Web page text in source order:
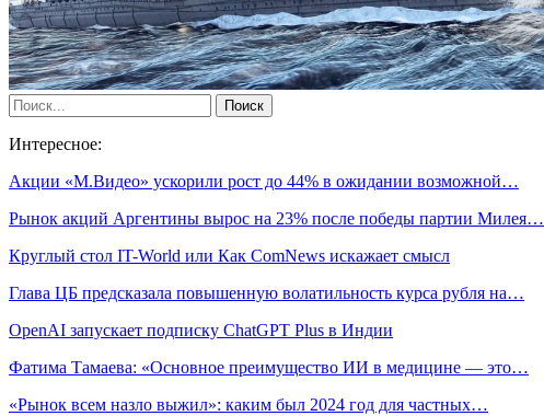
Интересное:
Акции «М.Видео» ускорили рост до 44% в ожидании возможной…
Рынок акций Аргентины вырос на 23% после победы партии Милея…
Круглый стол IT-World или Как ComNews искажает смысл
Глава ЦБ предсказала повышенную волатильность курса рубля на…
OpenAI запускает подписку ChatGPT Plus в Индии
Фатима Тамаева: «Основное преимущество ИИ в медицине — это…
«Рынок всем назло выжил»: каким был 2024 год для частных…